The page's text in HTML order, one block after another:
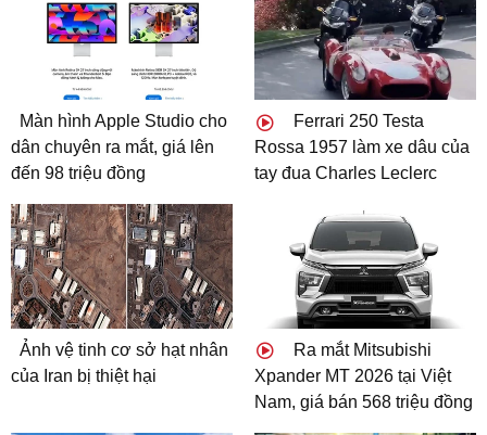
Màn hình Apple Studio cho
dân chuyên ra mắt, giá lên
đến 98 triệu đồng
Ferrari 250 Testa
Rossa 1957 làm xe dâu của
tay đua Charles Leclerc
Ảnh vệ tinh cơ sở hạt nhân
của Iran bị thiệt hại
Ra mắt Mitsubishi
Xpander MT 2026 tại Việt
Nam, giá bán 568 triệu đồng